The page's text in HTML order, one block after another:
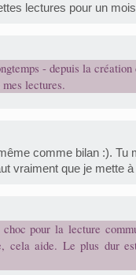
lectures pour un
- depuis la création
lectures.
comme bilan :). Tu
vraiment que je mette à
pour la lecture
cela aide. Le plus dur